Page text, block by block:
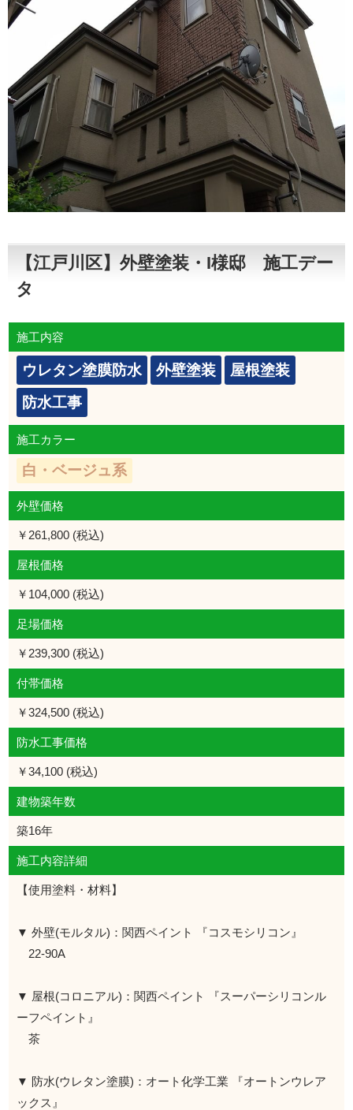
【江戸川区】外壁塗装・I様邸 施工デー
タ
施工内容
ウレタン塗膜防水 外壁塗装
屋根塗装
防水工事
施工カラー
白・ベージュ系
外壁価格
￥261,800 (税込)
屋根価格
￥104,000 (税込)
足場価格
￥239,300 (税込)
付帯価格
￥324,500 (税込)
防水工事価格
￥34,100 (税込)
建物築年数
築16年
施工内容詳細
【使用塗料・材料】
▼ 外壁(モルタル)：関西ペイント 『コスモシリコン』
22-90A
▼ 屋根(コロニアル)：関西ペイント 『スーパーシリコンル
ーフペイント』
茶
▼ 防水(ウレタン塗膜)：オート化学工業 『オートンウレア
ックス』